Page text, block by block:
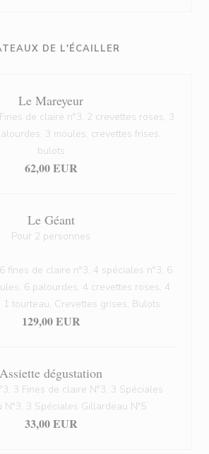
DE L'ÉCAILLER
Le Mareyeur
de claire n°3, 2 crevettes roses, 3
3 moules, crevettes frises,
bulots
62,00 EUR
Le Géant
Pour 2 personnes
fines de claire n°3, 4 spéciales n°3, 6
6 palourdes, 4 crevettes roses, 4
1 tourteau, Crevettes grises, Bulots
129,00 EUR
Assiette dégustation
3 Fines de claire N°3, 3 Spéciales
N°3, 3 Spéciales Gillardeau N°5
33,00 EUR